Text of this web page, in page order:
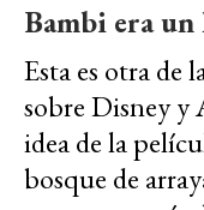
Bambi era
Esta es otra de
sobre Disney y
idea de la
bosque de